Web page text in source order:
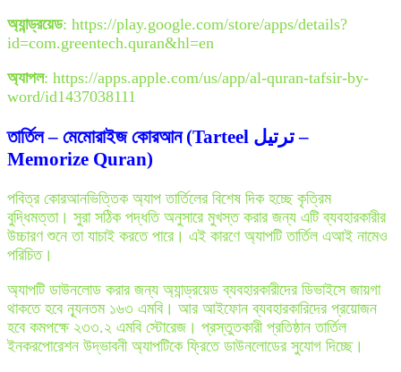
অ্যান্ড্রয়েড: https://play.google.com/store/apps/details?
id=com.greentech.quran&hl=en
অ্যাপল: https://apps.apple.com/us/app/al-quran-tafsir-by-
word/id1437038111
তার্তিল – মেমোরাইজ কোরআন (Tarteel ترتيل –
Memorize Quran)
পবিত্র কোরআনভিত্তিক অ্যাপ তার্তিলের বিশেষ দিক হচ্ছে কৃত্রিম
বুদ্ধিমত্তা। সুরা সঠিক পদ্ধতি অনুসারে মুখস্ত করার জন্য এটি ব্যবহারকারীর
উচ্চারণ শুনে তা যাচাই করতে পারে। এই কারণে অ্যাপটি তার্তিল এআই নামেও
পরিচিত।
অ্যাপটি ডাউনলোড করার জন্য অ্যান্ড্রয়েড ব্যবহারকারীদের ডিভাইসে জায়গা
থাকতে হবে ন্যূনতম ১৬৩ এমবি। আর আইফোন ব্যবহারকারিদের প্রয়োজন
হবে কমপক্ষে ২৩৩.২ এমবি স্টোরেজ। প্রস্তুতকারী প্রতিষ্ঠান তার্তিল
ইনকরপোরেশন উদ্ভাবনী অ্যাপটিকে ফ্রিতে ডাউনলোডের সুযোগ দিচ্ছে।